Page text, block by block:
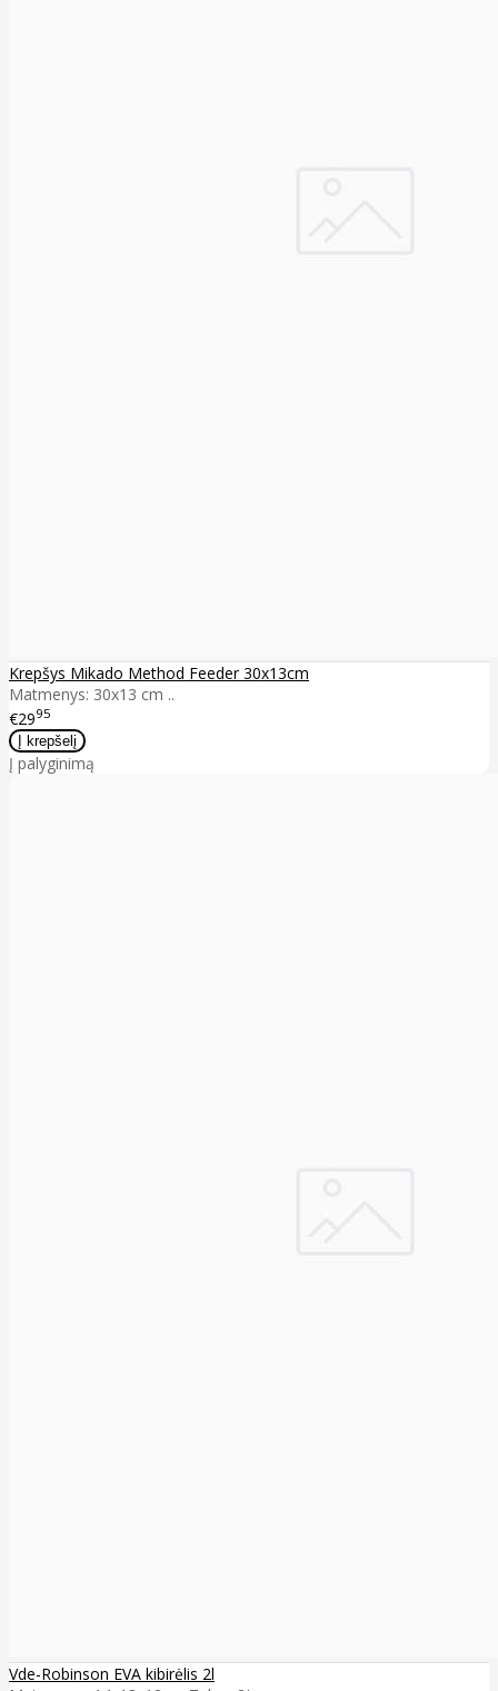
Krepšys Mikado Method Feeder 30x13cm
Matmenys: 30x13 cm ..
€2995
Į palyginimą
Vde-Robinson EVA kibirėlis 2l